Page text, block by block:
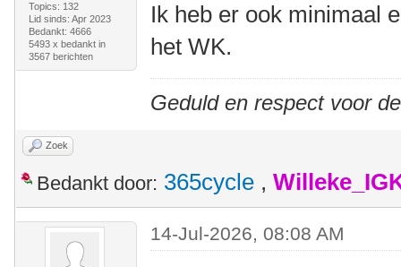
Topics: 132
Lid sinds: Apr 2023
Bedankt: 4666
5493 x bedankt in
3567 berichten
Ik heb er ook minimaal
het WK.
Geduld en respect voor
Zoek
Bedankt door: 365cycle ,
14-Jul-2026, 08:08 AM